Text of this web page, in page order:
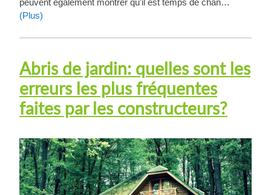
(Plus)
Abris de jardin: quelles sont les
erreurs les plus fréquentes
faites par les constructeurs?